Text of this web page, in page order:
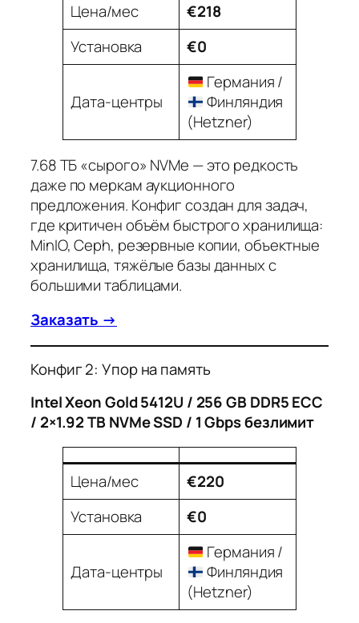
Цена/мес
€218
Установка
€0
Дата-центры
Германия /
Финляндия
(Hetzner)
7.68 ТБ «сырого» NVMe — это редкость
даже по меркам аукционного
предложения. Конфиг создан для задач,
где критичен объём быстрого хранилища:
MinIO, Ceph, резервные копии, объектные
хранилища, тяжёлые базы данных с
большими таблицами.
Заказать →
Конфиг 2: Упор на память
Intel Xeon Gold 5412U / 256 GB DDR5 ECC
/ 2×1.92 TB NVMe SSD / 1 Gbps безлимит
Цена/мес
€220
Установка
€0
Дата-центры
Германия /
Финляндия
(Hetzner)